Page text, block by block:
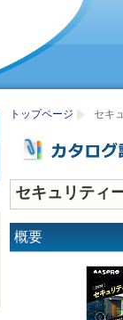
トップページ セキ
セキュリティ
概要